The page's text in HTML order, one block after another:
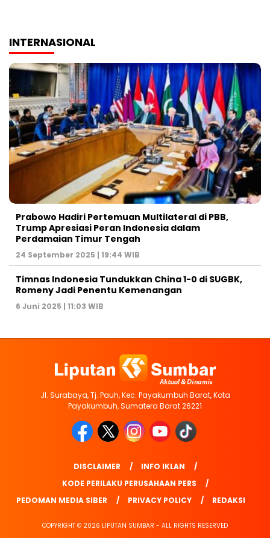
INTERNASIONAL
Prabowo Hadiri Pertemuan Multilateral di PBB,
Trump Apresiasi Peran Indonesia dalam
Perdamaian Timur Tengah
24 September 2025 | 19:44 WIB
Timnas Indonesia Tundukkan China 1-0 di SUGBK,
Romeny Jadi Penentu Kemenangan
6 Juni 2025 | 11:03 WIB
Jl. Surabaya, Tj. Pauh, Kec. Payakumbuh Barat, Kota
Payakumbuh, Sumatera Barat 26221
DISCLAIMER
INFO IKLAN
KODE PERILAKU PERUSAHAAN PERS
PEDOMAN MEDIA SIBER
PRIVACY POLICY REDAKSI
COPYRIGHT © 2026 LIPUTAN SUMBAR - ALL RIGHTS RESERVED